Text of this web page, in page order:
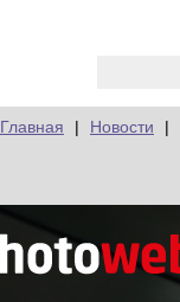
Главная | Новости |